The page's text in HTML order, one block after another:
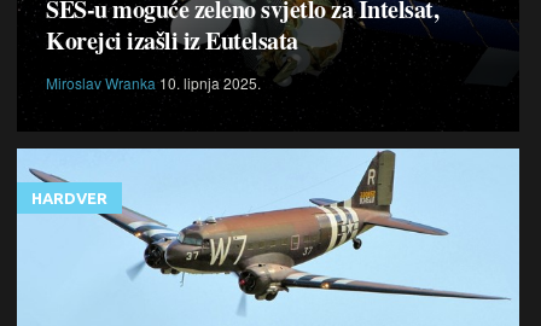
SES-u moguće zeleno svjetlo za Intelsat,
Korejci izašli iz Eutelsata
Miroslav Wranka 10. lipnja 2025.
HARDVER